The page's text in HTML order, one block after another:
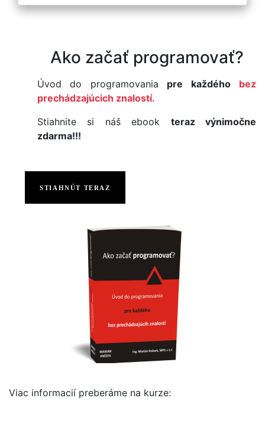
Ako začať programovať?
Úvod do programovania pre každého
bez
prechádzajúcich znalostí.
Stiahnite si náš ebook teraz výnimočne
zdarma!!!
STIAHNÚT TERAZ
Viac informacií preberáme na kurze: